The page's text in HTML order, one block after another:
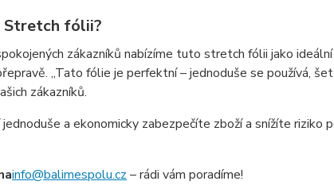
Stretch fólii?
zákazníků nabízíme tuto stretch fólii jako
„Tato fólie je perfektní – jednoduše se používá,
zákazníků.
a ekonomicky zabezpečíte zboží a snížíte riziko
info@balimespolu.cz – rádi vám poradíme!